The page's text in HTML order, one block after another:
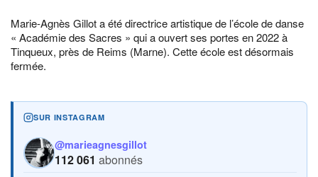
Marie-Agnès Gillot a été directrice artistique de l’école de danse
« Académie des Sacres » qui a ouvert ses portes en 2022 à
Tinqueux, près de Reims (Marne). Cette école est désormais
fermée.
SUR INSTAGRAM
@marieagnesgillot
112 061 abonnés